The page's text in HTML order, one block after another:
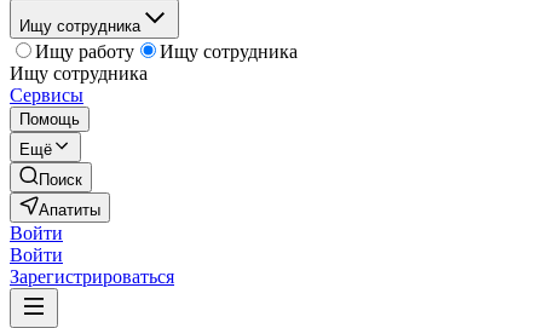
Ищу сотрудника
Ищу работу
Ищу сотрудника
Ищу сотрудника
Сервисы
Помощь
Ещё
Поиск
Апатиты
Войти
Войти
Зарегистрироваться